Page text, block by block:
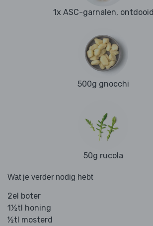
1x ASC-garnalen, ontdooid
500g gnocchi
50g rucola
Wat je verder nodig hebt
2el boter
1½tl honing
½tl mosterd